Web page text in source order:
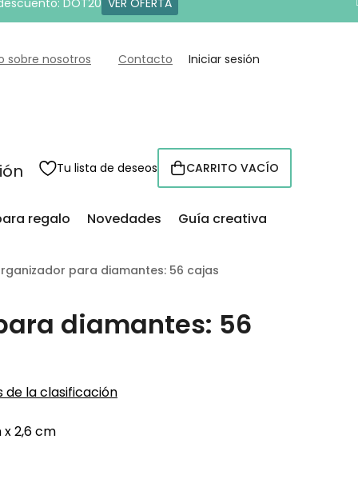
DOT20 VER OFERTA
sobre nosotros Contacto Iniciar sesión
Tu lista de deseos CESTA
CARRITO VACÍO
regalo Novedades Guía creativa
para diamantes: 56 cajas
diamantes: 56
de la clasificación
x 2,6 cm